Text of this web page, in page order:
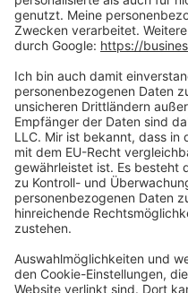
Social Media
Oft Gesucht
Rund um die Prüfung